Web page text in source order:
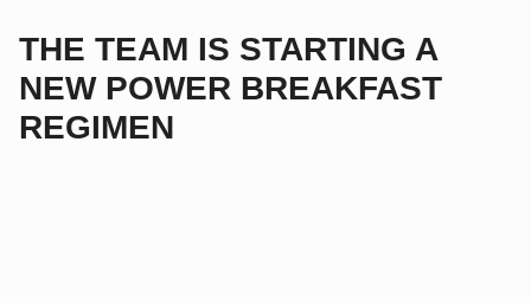
THE TEAM IS STARTING A
NEW POWER BREAKFAST
REGIMEN